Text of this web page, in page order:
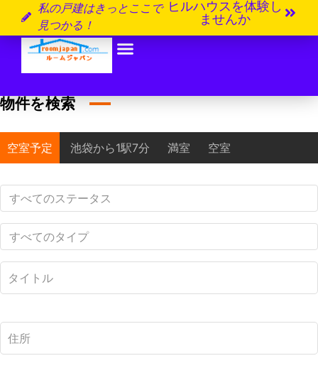
私の戸建はきっとここで
見つかる！
ヒルハウスを体験し
ませんか
物件を検索
空室予定 池袋から1駅7分 満室 空室